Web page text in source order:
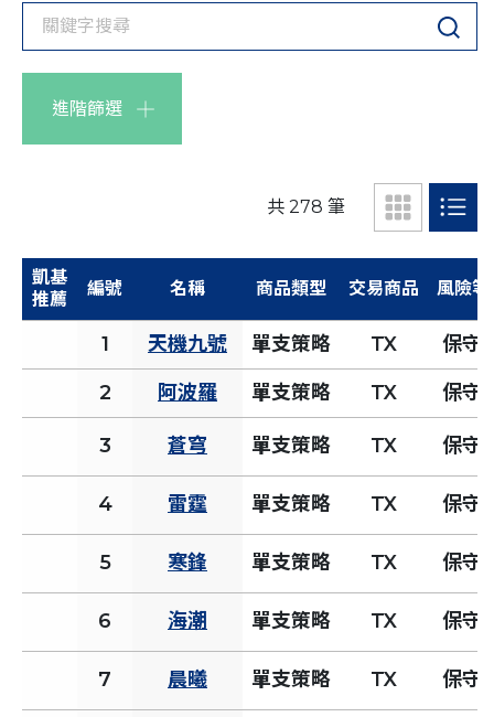
進階篩選
共 278 筆
凱基
推薦
編號 名稱 商品類型 交易商品 風險等
1 天機九號 單支策略 TX
保守
2
阿波羅 單支策略 TX 保守
3 蒼穹 單支策略 TX 保守
4 雷霆 單支策略 TX 保守
5 寒鋒 單支策略 TX 保守
6 海潮 單支策略 TX 保守
7 晨曦 單支策略 TX 保守